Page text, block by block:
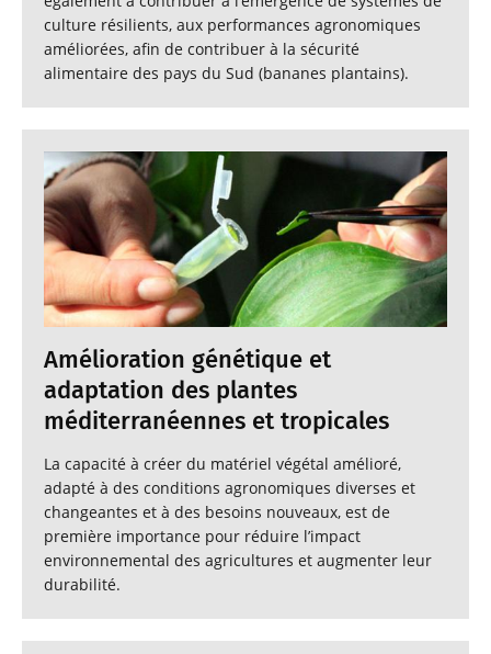
culture résilients, aux performances agronomiques
améliorées, afin de contribuer à la sécurité
alimentaire des pays du Sud (bananes plantains).
Amélioration génétique et
adaptation des plantes
méditerranéennes et tropicales
La capacité à créer du matériel végétal amélioré,
adapté à des conditions agronomiques diverses et
changeantes et à des besoins nouveaux, est de
première importance pour réduire l’impact
environnemental des agricultures et augmenter leur
durabilité.